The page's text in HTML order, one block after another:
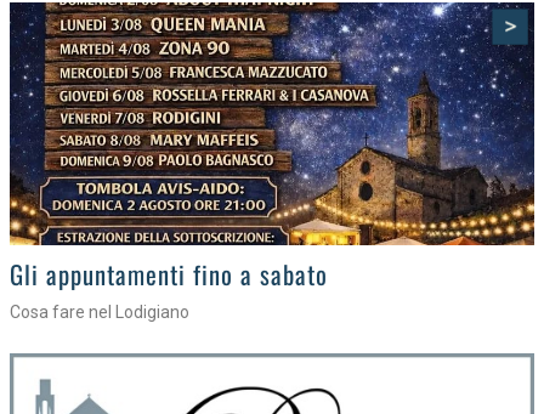
>
Gli eventi della settimana
Tra torte, cinema e musica live